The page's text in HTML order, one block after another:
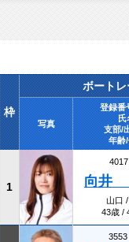
枠
ボート
写真
登録番
氏
支部/
年齢
1 向井
山口
43歳 /
3553